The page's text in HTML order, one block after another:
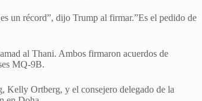
un récord”, dijo Trump al firmar.”Es el pedido de
al Thani. Ambos firmaron acuerdos de
MQ-9B.
Kelly Ortberg, y el consejero delegado de la